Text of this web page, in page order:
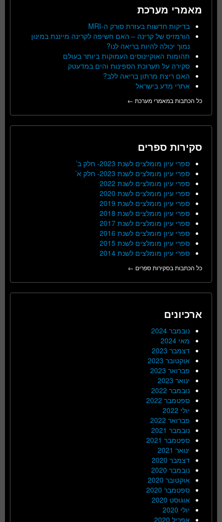
מאמרי מערכת
בדיקות חדשות בעזרת סורק ה-MRI
הורמזיס של קרינה – האם חשיפה לקרינה מייננת במינון
נמוך יכולה להיות בריאה לנו?
תהומות האוקיינוסים העמוקות ביותר בעולם
סקירה על תערוכת הספינות והים במדעטק
האם ריצת מרתון בריאה ללב?
אתרי מדע בישראל
כל הכתבות במאמרי מערכת ←
סקירות ספרים
ספרי עיון מומלצים לשנת 2023- חלק ב’
ספרי עיון מומלצים לשנת 2023- חלק א’
ספרי עיון מומלצים לשנת 2022
ספרי עיון מומלצים לשנת 2020
ספרי עיון מומלצים לשנת 2019
ספרי עיון מומלצים לשנת 2018
ספרי עיון מומלצים לשנת 2017
ספרי עיון מומלצים לשנת 2016
ספרי עיון מומלצים לשנת 2015
ספרי עיון מומלצים לשנת 2014
כל הכתבות בסקירות ספרים ←
ארכיונים
נובמבר 2024
מאי 2024
דצמבר 2023
אוקטובר 2023
פברואר 2023
ינואר 2023
נובמבר 2022
ספטמבר 2022
יולי 2022
פברואר 2022
נובמבר 2021
ספטמבר 2021
ינואר 2021
דצמבר 2020
נובמבר 2020
אוקטובר 2020
ספטמבר 2020
אוגוסט 2020
יולי 2020
אפריל 2020